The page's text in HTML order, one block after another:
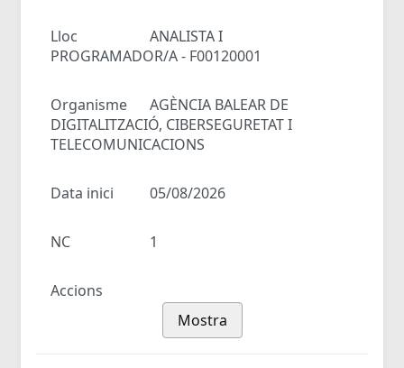
Lloc
ANALISTA I
PROGRAMADOR/A - F00120001
Organisme
AGÈNCIA BALEAR DE
DIGITALITZACIÓ, CIBERSEGURETAT I
TELECOMUNICACIONS
Data inici 05/08/2026
NC 1
Accions
Mostra